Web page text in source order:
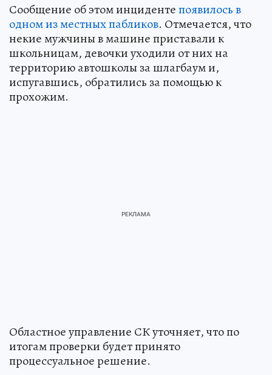
Сообщение об этом инцидентепоявилось в
одном из местных пабликов. Отмечается, что
некие мужчины в машине приставали к
школьницам, девочки уходили от них на
территорию автошколы за шлагбаум и,
испугавшись, обратились за помощью к
прохожим.
Областное управление СК уточняет, что по
итогам проверки будет принято
процессуальное решение.